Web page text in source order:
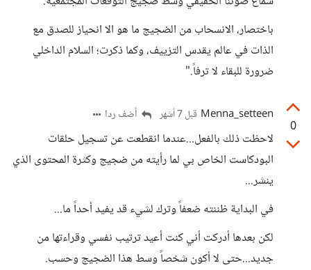
باختصار، الانسحاب من الضجيج ما هو الا انحياز للصدق مع
الذات في عالم يقدس التزييف، وكما ذكرت؛ السلام الداخلي
ضرورة للبقاء لا ترفاً."
0
Menna_setteen قبل 7 أشهر أضف ردا
لاحظت ذلك بالفعل...عندما انقطعت عن تسجيل حلقات
البودكاست الخاص بي لما رأيته من ضجيج وكثرة المحتوى الذي
ينشر...
في البداية ظننته ضعفاً وترك لشيء قد يفيد أحداً ما...
لكن بعدها أدركت أني كنت أعيد ترتيب نفسي وقراءتها من
جديد...حتى لا أكون شخصاً وسط هذا الضجيج وحسب.